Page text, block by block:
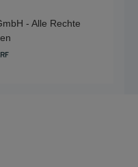
- Alle Rechte